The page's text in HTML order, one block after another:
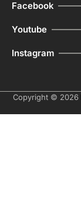
Facebook
Youtube
Instagram
Copyright © 2026